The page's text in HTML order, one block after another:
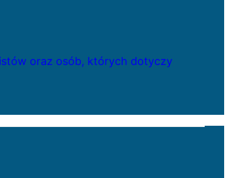
oraz osób, których dotyczy